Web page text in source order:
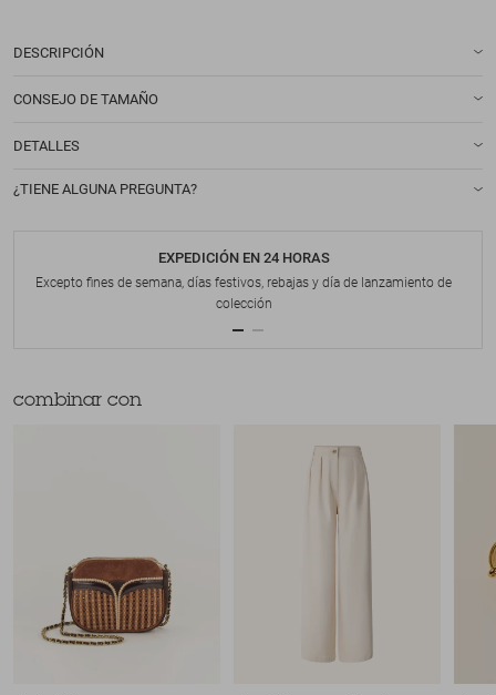
DESCRIPCIÓN
CONSEJO DE TAMAÑO
DETALLES
¿TIENE ALGUNA PREGUNTA?
EXPEDICIÓN EN 24 HORAS
Excepto fines de semana, días festivos, rebajas y día de lanzamiento de
colección
combinar con